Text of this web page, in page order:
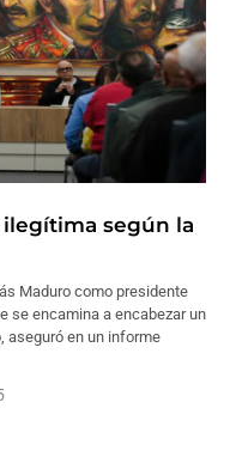
según la
Maduro como presidente
se encamina a encabezar un
aseguró en un informe